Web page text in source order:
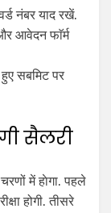
नंबर याद रखें.
आवेदन फाॅर्म
सबमिट पर
सैलरी
में हाेगा. पहले
होगी. तीसरे